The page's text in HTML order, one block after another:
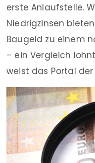
erste Anlaufstelle.
Niedrigzinsen
Baugeld zu einem
– ein Vergleich
weist das Portal